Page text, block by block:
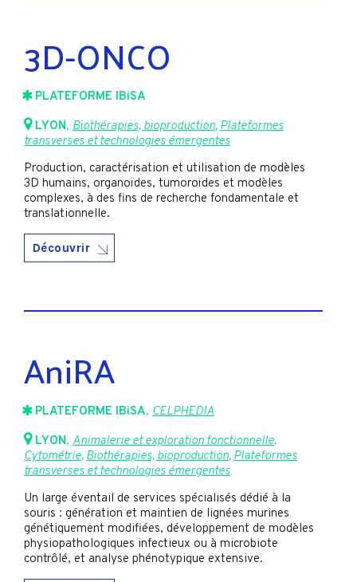
3D-ONCO
PLATEFORME IBiSA
LYON, Biothérapies, bioproduction,Plateformes
transverses et technologies émergentes
Production, caractérisation et utilisation de modèles
3D humains, organoïdes, tumoroïdes et modèles
complexes, à des fins de recherche fondamentale et
translationnelle.
Découvrir
AniRA
PLATEFORME IBiSA, CELPHEDIA
LYON, Animalerie et exploration fonctionnelle,
Cytométrie, Biothérapies, bioproduction, Plateformes
transverses et technologies émergentes
Un large éventail de services spécialisés dédié à la
souris : génération et maintien de lignées murines
génétiquement modifiées, développement de modèles
physiopathologiques infectieux ou à microbiote
contrôlé, et analyse phénotypique extensive.